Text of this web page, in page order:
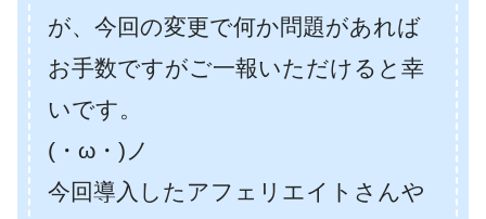
が、今回の変更で何か問題があれば
お手数ですがご一報いただけると幸
いです。
(・ω・)ノ
今回導入したアフェリエイトさんや